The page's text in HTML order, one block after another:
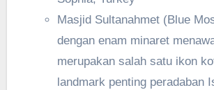
Masjid Sultanahmet (Blue
dengan enam minaret
merupakan salah satu ikon
landmark penting peradaban